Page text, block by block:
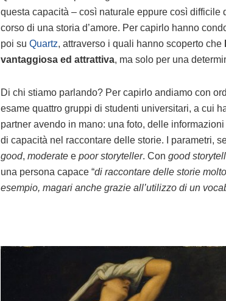
questa capacità – così naturale eppure così difficile
corso di una storia d’amore. Per capirlo hanno
poi su Quartz, attraverso i quali hanno scoperto che
vantaggiosa ed attrattiva, ma solo per una
Di chi stiamo parlando? Per capirlo andiamo con
esame quattro gruppi di studenti universitari, a cui
partner avendo in mano: una foto, delle
di capacità nel raccontare delle storie. I parametri,
good, moderate e poor storyteller. Con good
una persona capace “di raccontare delle storie
esempio, magari anche grazie all’utilizzo di un